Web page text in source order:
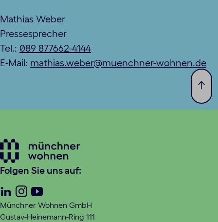
Mathias Weber
Pressesprecher
Tel.: 089 877662-4144
E-Mail: mathias.weber@muenchner-wohnen.de
Zum
Folgen Sie uns auf:
Linkedin
Instagram
Youtube
Münchner Wohnen GmbH
Gustav-Heinemann-Ring 111